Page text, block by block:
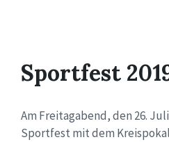
Sportfest
Am Freitagabend, den 26.
Sportfest mit dem